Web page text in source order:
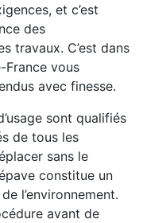
et c’est
des
travaux. C’est dans
France vous
avec finesse.
sont qualifiés
de tous les
sans le
constitue un
l’environnement.
avant de